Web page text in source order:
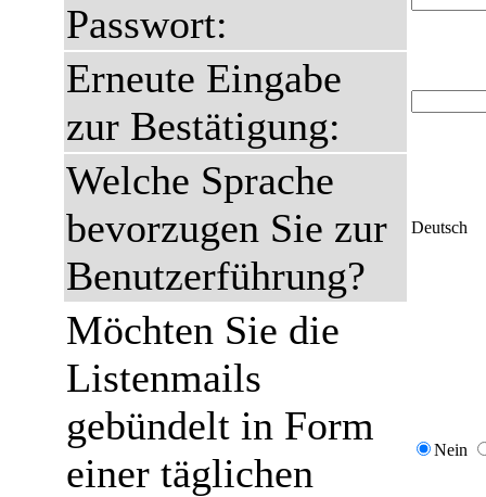
Passwort:
Erneute Eingabe
zur Bestätigung:
Welche Sprache
bevorzugen Sie zur
Benutzerführung?
Deutsch
Möchten Sie die
Listenmails
gebündelt in Form
einer täglichen
Nein